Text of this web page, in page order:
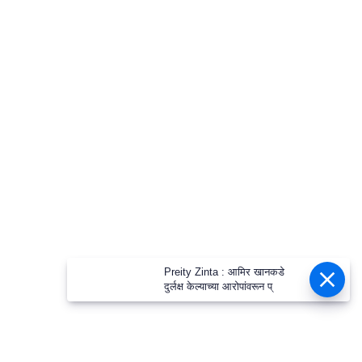
Preity Zinta : आमिर खानकडे
दुर्लक्ष केल्याच्या आरोपांवरून प्